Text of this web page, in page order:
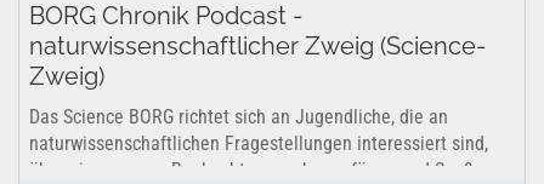
BORG Chronik Podcast -
naturwissenschaftlicher Zweig (Science-
Zweig)
Das Science BORG richtet sich an Jugendliche, die an
naturwissenschaftlichen Fragestellungen interessiert sind,
über eine genaue Beobachtungsgabe verfügen und Spaß;